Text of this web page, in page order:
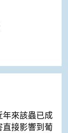
來該蟲已成
接影響到葡